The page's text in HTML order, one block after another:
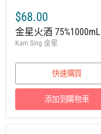
$68.00
金星火酒 75%1000mL
Kam Sing 金星
快速購買
添加到購物車